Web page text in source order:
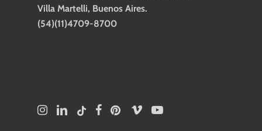
Villa Martelli, Buenos Aires.
(54)(11)4709-8700